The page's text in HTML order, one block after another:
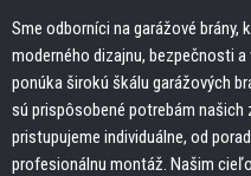
Sme odborníci na garážové brány,
moderného dizajnu, bezpečnosti
ponúka širokú škálu garážových
sú prispôsobené potrebám našich
pristupujeme individuálne, od
profesionálnu montáž. Našim